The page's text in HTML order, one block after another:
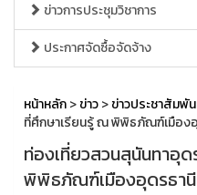
ข่าวการประชุมวิชาการ
ประกาศจัดซื้อจัดจ้าง
หน้าหลัก>ข่าว>ข่าวประชาสัมพั
ที่ศึกษาเรียนรู้ ณ พิพิธภัณฑ์เมือง
ท่องเที่ยวสวนสุนันทาอุ
พิพิธภัณฑ์เมืองอุดรธานี